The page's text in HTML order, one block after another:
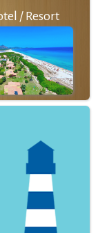
/ Resort